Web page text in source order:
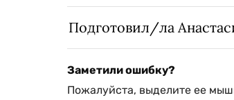
Подготовил/ла
Заметили ошибку?
Пожалуйста, выделите ее